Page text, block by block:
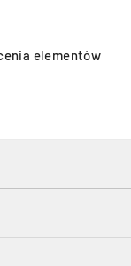
elementów